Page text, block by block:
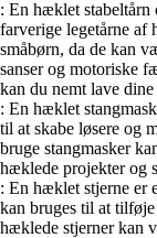
: En hæklet stabeltårn
farverige legetårne af
småbørn, da de kan
sanser og motoriske
kan du nemt lave
: En hæklet
til at skabe løsere og
bruge stangmasker
hæklede projekter og
: En hæklet stjerne er
kan bruges til at
hæklede stjerner kan